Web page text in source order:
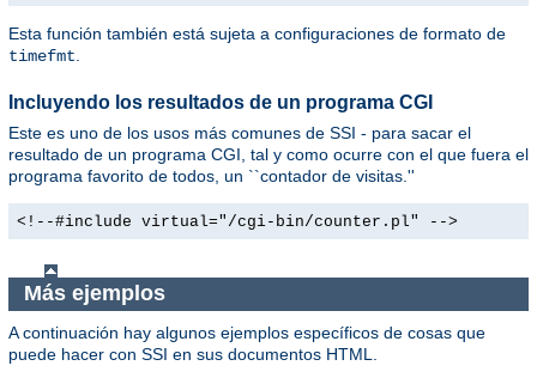
Esta función también está sujeta a configuraciones de formato de
timefmt.
Incluyendo los resultados de un programa CGI
Este es uno de los usos más comunes de SSI - para sacar el
resultado de un programa CGI, tal y como ocurre con el que fuera el
programa favorito de todos, un ``contador de visitas.''
<!--#include virtual="/cgi-bin/counter.pl" -->
Más ejemplos
A continuación hay algunos ejemplos específicos de cosas que
puede hacer con SSI en sus documentos HTML.